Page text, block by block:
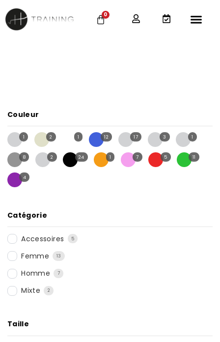
0
Couleur
1 2 1 12 17 3 1
8 2 24 1 7 5 11
4
Catégorie
Accessoires 5
Femme 13
Homme 7
Mixte 2
Taille